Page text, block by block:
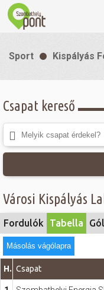
Látnivalók
Gasztronómia
Sport
Szabadidő
Sport Kispályás
Csapat kereső
Fordulók Tabella
Másolás vágólapra
H. Csapat